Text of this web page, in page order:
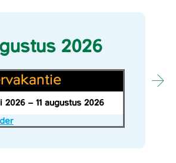
2026
2026 –11 augustus 2026